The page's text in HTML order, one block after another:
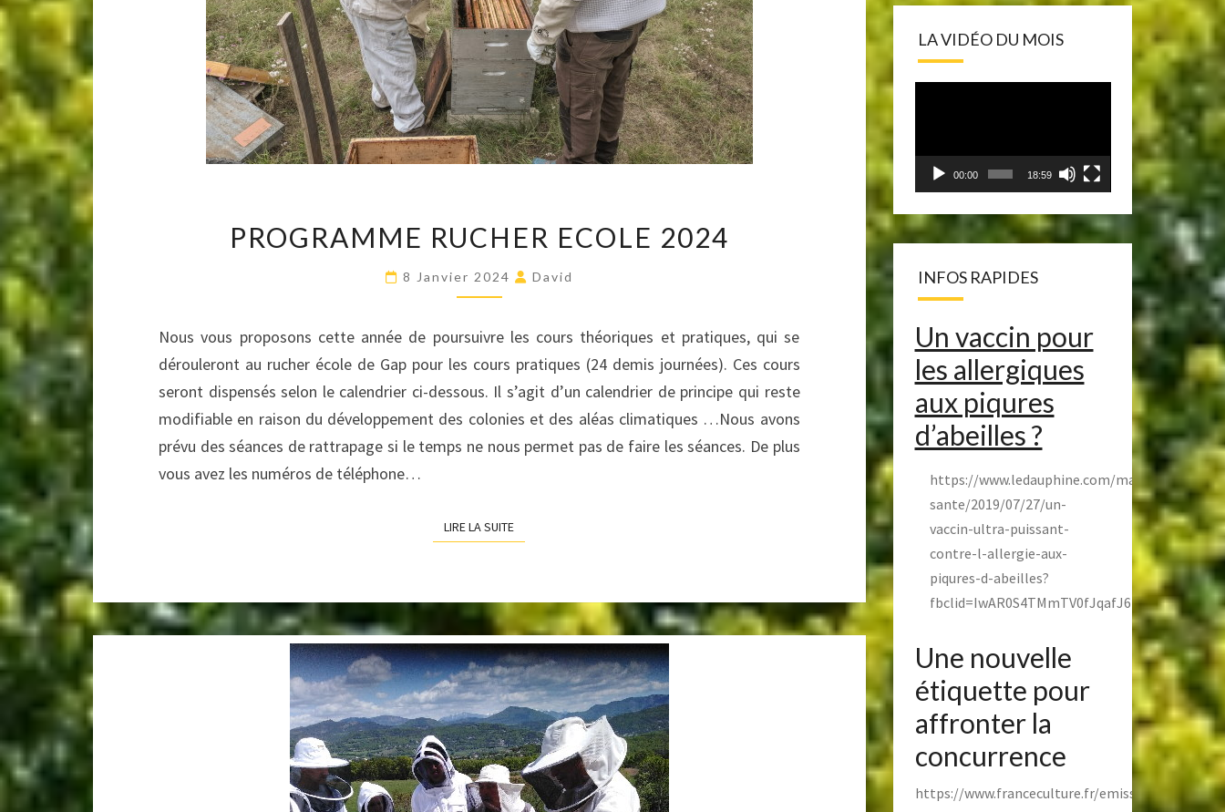
RUCHER
ECOLE
2024
PROGRAMME RUCHER ECOLE 2024
8 Janvier 2024 David
Nous vous proposons cette année de poursuivre les cours théoriques et pratiques, qui se
dérouleront au rucher école de Gap pour les cours pratiques (24 demis journées). Ces cours
seront dispensés selon le calendrier ci-dessous. Il s’agit d’un calendrier de principe qui reste
modifiable en raison du développement des colonies et des aléas climatiques …Nous avons
prévu des séances de rattrapage si le temps ne nous permet pas de faire les séances. De plus
vous avez les numéros de téléphone…
LIRE LA SUITELIRE LA SUITE
LA VIDÉO DU MOIS
00:00 18:59
INFOS RAPIDES
Un vaccin pour
les allergiques
aux piqures
d’abeilles ?
https://www.ledauphine.com/magazine-
sante/2019/07/27/un-
vaccin-ultra-puissant-
contre-l-allergie-aux-
piqures-d-abeilles?
Une nouvelle
étiquette pour
affronter la
concurrence
https://www.franceculture.fr/emissions/le-